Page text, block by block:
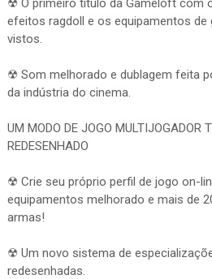
☢ O primeiro título da Gameloft com
efeitos ragdoll e os equipamentos de
vistos.
☢ Som melhorado e dublagem feita
da indústria do cinema.
UM MODO DE JOGO MULTIJOGADOR
REDESENHADO
☢ Crie seu próprio perfil de jogo on-
equipamentos melhorado e mais de
armas!
☢ Um novo sistema de
redesenhadas.